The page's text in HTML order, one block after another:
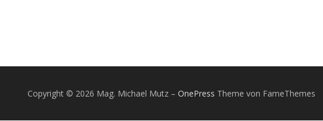
Copyright © 2026 Mag. Michael Mutz – OnePress Theme von FameThemes